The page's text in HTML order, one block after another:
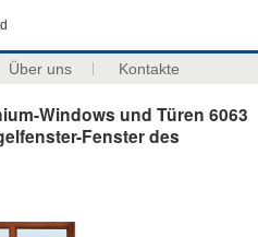
Über uns Kontakte
Windows und Türen 6063
Fenster des